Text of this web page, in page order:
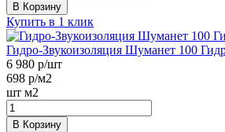
В Корзину
Купить в 1 клик
Гидро-Звукоизоляция Шуманет 100
6 980 р/шт
698 р/м2
шт м2
В Корзину